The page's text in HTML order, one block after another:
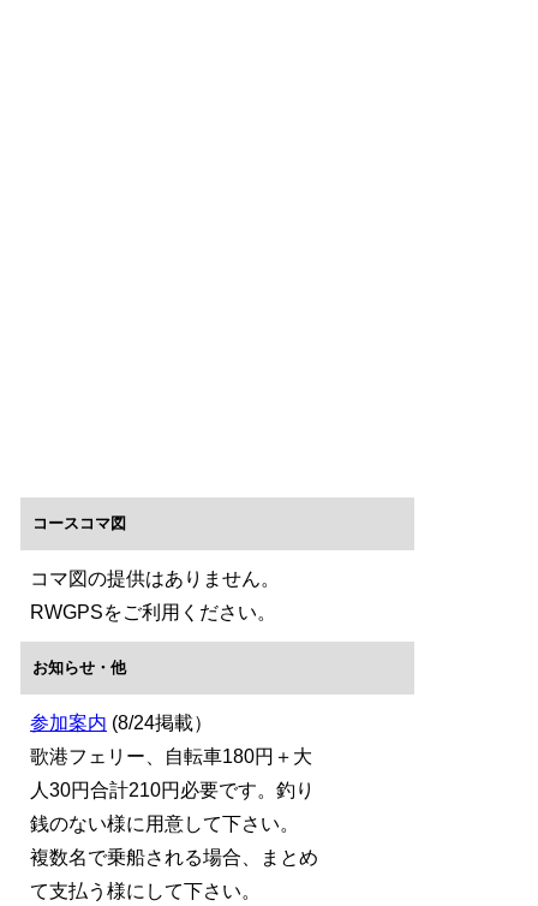
コースコマ図
コマ図の提供はありません。
RWGPSをご利用ください。
お知らせ・他
参加案内 (8/24掲載）
歌港フェリー、自転車180円＋大
人30円合計210円必要です。釣り
銭のない様に用意して下さい。
複数名で乗船される場合、まとめ
て支払う様にして下さい。